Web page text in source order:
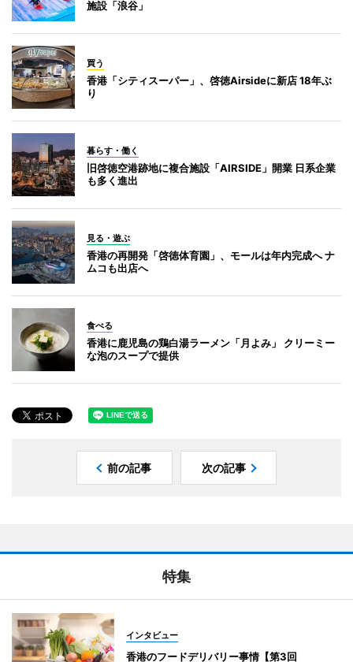
施設「浪谷」
買う
香港「シティスーパー」、啓徳Airsideに新店 18年ぶ
り
暮らす・働く
旧啓徳空港跡地に複合施設「AIRSIDE」開業 日系企業
も多く進出
見る・遊ぶ
香港の再開発「啓徳体育園」、モールは年内完成へ ナ
ムコも出店へ
食べる
香港に鹿児島の鶏白湯ラーメン「月よみ」 クリーミー
な泡のスープで提供
前の記事 次の記事
特集
インタビュー
香港のフードデリバリー事情【第3回